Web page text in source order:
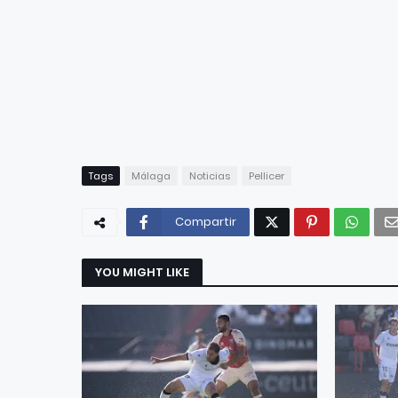
Tags Málaga Noticias Pellicer
Compartir
YOU MIGHT LIKE